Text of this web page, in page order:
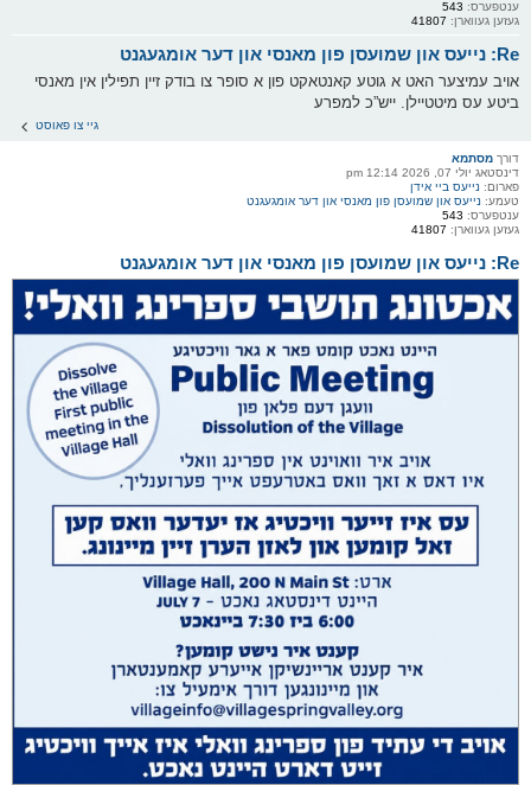
ענטפערס: 543
געזען געווארן: 41807
Re: נייעס און שמועסן פון מאנסי און דער אומגעגנט
אויב עמיצער האט א גוטע קאנטאקט פון א סופר צו בודק זיין תפילין אין מאנסי
ביטע עס מיטטיילן. ייש”כ למפרע
גיי צו פאוסט
דורך מסתמא
דינסטאג יולי 07, 2026 12:14 pm
פארום: נייעס ביי אידן
טעמע: נייעס און שמועסן פון מאנסי און דער אומגעגנט
ענטפערס: 543
געזען געווארן: 41807
Re: נייעס און שמועסן פון מאנסי און דער אומגעגנט